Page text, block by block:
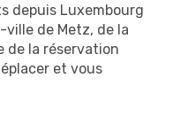
depuis Luxembourg
de Metz, de la
de la réservation
et vous